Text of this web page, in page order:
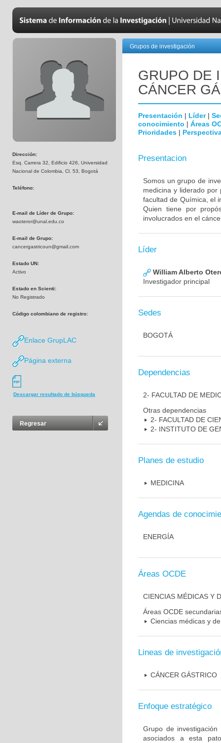
Dirección:
Esq. Carrera 32, Edificio 426, Universidad
Nacional de Colombia, Cl. 53, Bogotá
Teléfono:
E-mail de Líder de Grupo:
waoteror@unal.edu.co
E-mail de Grupo:
cancergastricoun@gmail.com
Estado UN:
Activo
Estado en Scienti:
No Registrado
Código colombiano de registro:
Enlace GrupLAC
Página externa
Descargar resultado de búsqueda
Regresar
Grupos de investigación
GRUPO DE
CÁNCER
Presentación | Líder|
conocimiento | Áreas
Prioridades |
Presentacion
Somos un grupo de
medicina y liderado por
facultad de Química, el
Quien tiene por
involucrados en el
Líder
William Alberto
Investigador principal
Sedes
BOGOTÁ
Dependencias
2- FACULTAD DE
Otras dependencias
2- FACULTAD DE
2- INSTITUTO DE
Planes de estudio
MEDICINA
Agendas de
ENERGÍA
Áreas OCDE
CIENCIAS MÉDICAS Y
Áreas OCDE
Ciencias médicas y
Lineas de
CÁNCER GÁSTRICO
Enfoque estratégico
Grupo de
asociados a esta